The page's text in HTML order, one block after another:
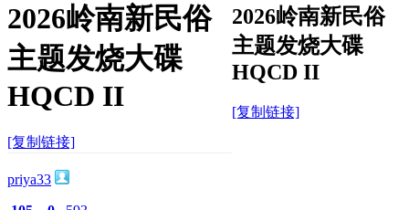
2026岭南新民俗
主题发烧大碟
HQCD II
[复制链接]
2026岭南新民俗
主题发烧大碟
HQCD II
[复制链接]
priya33